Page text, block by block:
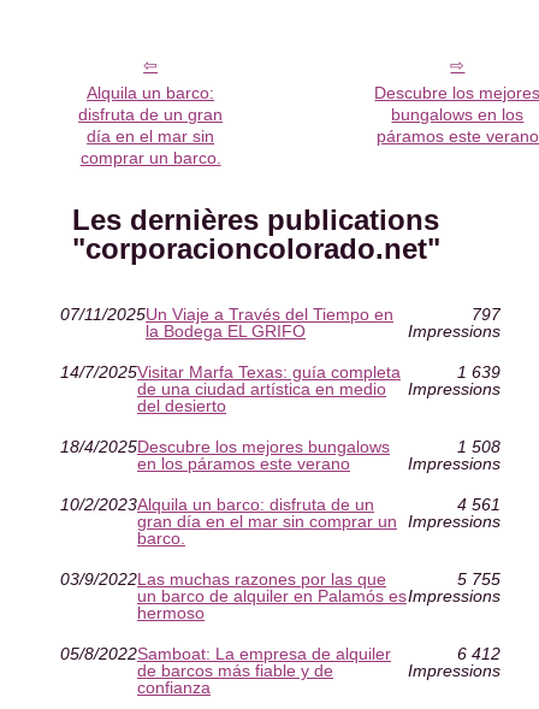
Alquila un barco:
disfruta de un gran
día en el mar sin
comprar un barco.
Descubre los
bungalows en los
páramos este verano
Les dernières publications
"corporacioncolorado.net"
07/11/2025Un Viaje a Través del Tiempo en
la Bodega EL GRIFO
797
Impressions
14/7/2025Visitar Marfa Texas: guía completa
de una ciudad artística en medio
del desierto
1 639
Impressions
18/4/2025Descubre los mejores bungalows
en los páramos este verano
1 508
Impressions
10/2/2023Alquila un barco: disfruta de un
gran día en el mar sin comprar un
barco.
4 561
Impressions
03/9/2022Las muchas razones por las que
un barco de alquiler en Palamós es
hermoso
5 755
Impressions
05/8/2022Samboat: La empresa de alquiler
de barcos más fiable y de
confianza
6 412
Impressions